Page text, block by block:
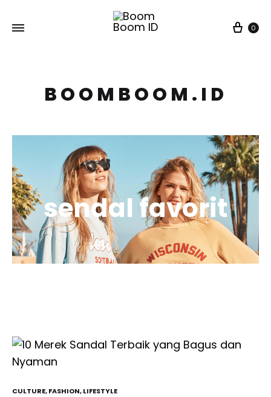
Cart
0
BOOMBOOM.ID
sendal favorit
CULTURE,FASHION,LIFESTYLE